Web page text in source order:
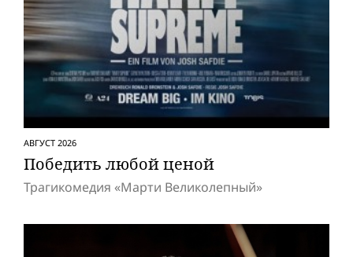
АВГУСТ 2026
Победить любой ценой
Трагикомедия «Марти Великолепный»